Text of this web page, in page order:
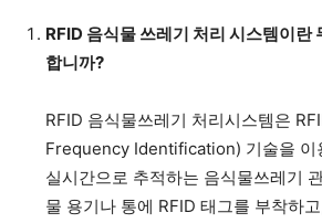
RFID 음식물 쓰레기 처리 시스템이란
합니까?
RFID 음식물쓰레기 처리시스템은
Frequency Identification) 기술을 이
실시간으로 추적하는 음식물쓰레기
물 용기나 통에 RFID 태그를 부착하